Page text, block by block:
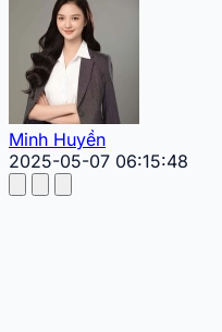
Minh Huyền
2025-05-07 06:15:48